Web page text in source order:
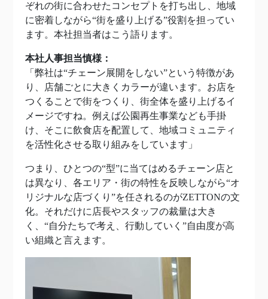
ぞれの街に合わせたコンセプトを打ち出し、 地域
に密着しながら“街を盛り上げる”役割を担ってい
ます。本社担当者はこう語ります。
本社人事担当慎様：
「弊社は“チェーン展開をしない”という特徴があ
り、店舗ごとに大きくカラーが違います。お店を
つくることで街をつくり、街全体を盛り上げるイ
メージですね。例えば公園再生事業なども手掛
け、そこに飲食店を配置して、地域コミュニティ
を活性化させる取り組みをしています」
つまり、ひとつの“型”に当てはめるチェーン店と
は異なり、各エリア・街の特性を反映しながら“オ
リジナルな店づくり”を任されるのがZETTONの文
化。それだけに店長やスタッフの裁量は大き
く、“自分たちで考え、行動していく”自由度が高
い組織と言えます。